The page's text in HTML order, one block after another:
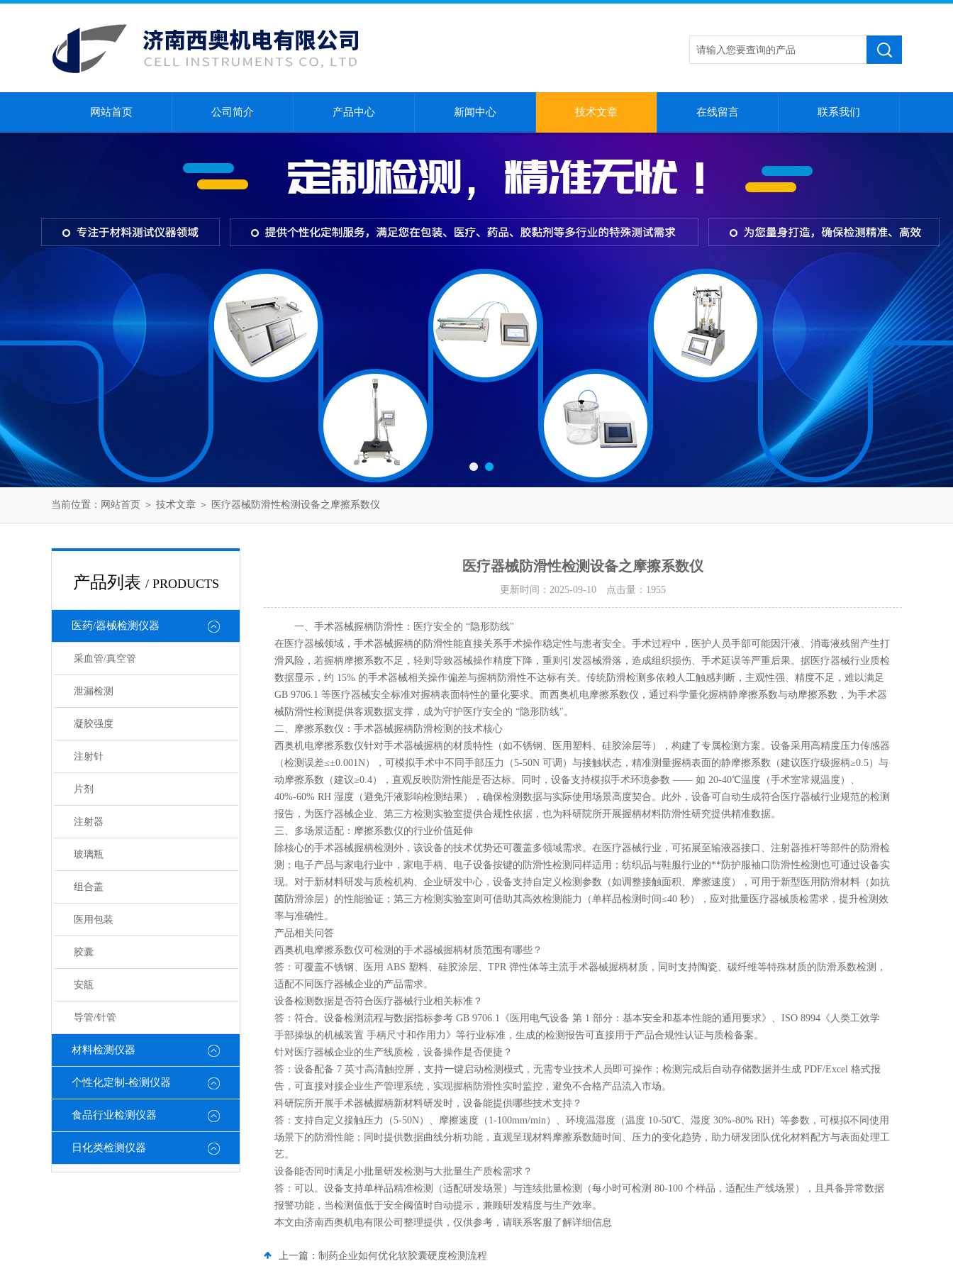
网站首页 公司简介 产品中心 新闻中心 技术文章 在线留言 联系我们
当前位置： 网站首页 ＞ 技术文章 ＞ 医疗器械防滑性检测设备之摩擦系数仪
产品列表 / PRODUCTS
医药/器械检测仪器
采血管/真空管
泄漏检测
凝胶强度
注射针
片剂
注射器
玻璃瓶
组合盖
医用包装
胶囊
安瓿
导管/针管
材料检测仪器
个性化定制-检测仪器
食品行业检测仪器
日化类检测仪器
医疗器械防滑性检测设备之摩擦系数仪
更新时间：2025-09-10 点击量： 1955
一、手术器械握柄防滑性：医疗安全的 “隐形防线"
在医疗器械领域，手术器械握柄的防滑性能直接关系手术操作稳定性与患者安全。手术过程中，医护人员手部可能因汗液、消毒液残留产生打
滑风险，若握柄摩擦系数不足，轻则导致器械操作精度下降，重则引发器械滑落，造成组织损伤、手术延误等严重后果。据医疗器械行业质检
数据显示，约 15% 的手术器械相关操作偏差与握柄防滑性不达标有关。传统防滑检测多依赖人工触感判断，主观性强、精度不足，难以满足
GB 9706.1 等医疗器械安全标准对握柄表面特性的量化要求。而西奥机电摩擦系数仪，通过科学量化握柄静摩擦系数与动摩擦系数，为手术器
械防滑性检测提供客观数据支撑，成为守护医疗安全的 “隐形防线"。
二、摩擦系数仪：手术器械握柄防滑检测的技术核心
西奥机电摩擦系数仪针对手术器械握柄的材质特性（如不锈钢、医用塑料、硅胶涂层等），构建了专属检测方案。设备采用高精度压力传感器
（检测误差≤±0.001N），可模拟手术中不同手部压力（5-50N 可调）与接触状态，精准测量握柄表面的静摩擦系数（建议医疗级握柄≥0.5）与
动摩擦系数（建议≥0.4），直观反映防滑性能是否达标。同时，设备支持模拟手术环境参数 —— 如 20-40℃温度（手术室常规温度）、
40%-60% RH 湿度（避免汗液影响检测结果），确保检测数据与实际使用场景高度契合。此外，设备可自动生成符合医疗器械行业规范的检测
报告，为医疗器械企业、第三方检测实验室提供合规性依据，也为科研院所开展握柄材料防滑性研究提供精准数据。
三、多场景适配：摩擦系数仪的行业价值延伸
除核心的手术器械握柄检测外，该设备的技术优势还可覆盖多领域需求。在医疗器械行业，可拓展至输液器接口、注射器推杆等部件的防滑检
测；电子产品与家电行业中，家电手柄、电子设备按键的防滑性检测同样适用；纺织品与鞋服行业的**防护服袖口防滑性检测也可通过设备实
现。对于新材料研发与质检机构、企业研发中心，设备支持自定义检测参数（如调整接触面积、摩擦速度），可用于新型医用防滑材料（如抗
菌防滑涂层）的性能验证；第三方检测实验室则可借助其高效检测能力（单样品检测时间≤40 秒），应对批量医疗器械质检需求，提升检测效
率与准确性。
产品相关问答
西奥机电摩擦系数仪可检测的手术器械握柄材质范围有哪些？
答：可覆盖不锈钢、医用 ABS 塑料、硅胶涂层、TPR 弹性体等主流手术器械握柄材质，同时支持陶瓷、碳纤维等特殊材质的防滑系数检测，
适配不同医疗器械企业的产品需求。
设备检测数据是否符合医疗器械行业相关标准？
答：符合。设备检测流程与数据指标参考 GB 9706.1《医用电气设备 第 1 部分：基本安全和基本性能的通用要求》、ISO 8994《人类工效学
手部操纵的机械装置 手柄尺寸和作用力》等行业标准，生成的检测报告可直接用于产品合规性认证与质检备案。
针对医疗器械企业的生产线质检，设备操作是否便捷？
答：设备配备 7 英寸高清触控屏，支持一键启动检测模式，无需专业技术人员即可操作；检测完成后自动存储数据并生成 PDF/Excel 格式报
告，可直接对接企业生产管理系统，实现握柄防滑性实时监控，避免不合格产品流入市场。
科研院所开展手术器械握柄新材料研发时，设备能提供哪些技术支持？
答：支持自定义接触压力（5-50N）、摩擦速度（1-100mm/min）、环境温湿度（温度 10-50℃、湿度 30%-80% RH）等参数，可模拟不同使用
场景下的防滑性能；同时提供数据曲线分析功能，直观呈现材料摩擦系数随时间、压力的变化趋势，助力研发团队优化材料配方与表面处理工
艺。
设备能否同时满足小批量研发检测与大批量生产质检需求？
答：可以。设备支持单样品精准检测（适配研发场景）与连续批量检测（每小时可检测 80-100 个样品，适配生产线场景），且具备异常数据
报警功能，当检测值低于安全阈值时自动提示，兼顾研发精度与生产效率。
本文由济南西奥机电有限公司整理提供，仅供参考，请联系客服了解详细信息
上一篇： 制药企业如何优化软胶囊硬度检测流程